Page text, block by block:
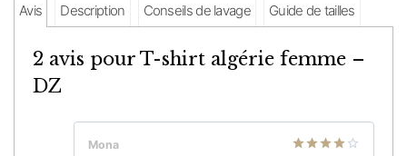
Avis Description Conseils de lavage Guide de tailles
2 avis pour T-shirt algérie femme –
DZ
Mona